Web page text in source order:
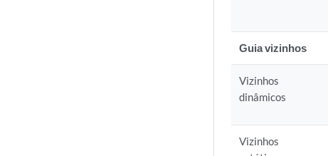
Guia vizinhos
Vizinhos
dinâmicos
Vizinhos